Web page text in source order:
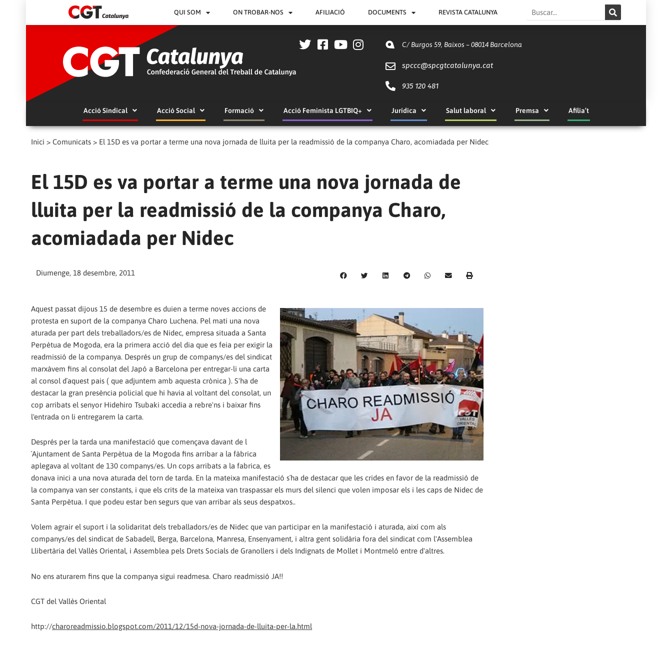
QUI SOM ON TROBAR-NOS AFILIACIÓ DOCUMENTS REVISTA CATALUNYA Search
C/ Burgos 59, Baixos – 08014 Barcelona
spccc@spcgtcatalunya.cat
935 120 481
Acció Sindical Acció Social Formació Acció Feminista LGTBIQ+ Jurídica Salut laboral Premsa Afilia’t
Inici > Comunicats >
El 15D es va portar a terme una nova jornada de
lluita per la readmissió de la companya Charo,
Diumenge, 18 desembre, 2011
Aquest passat dijous 15 de desembre es duien a terme noves accions de
protesta en suport de la companya Charo Luchena. Pel mati una nova
aturada per part dels treballadors/es de Nidec, empresa situada a Santa
Perpètua de Mogoda, era la primera acció del dia que es feia per exigir la
readmissió de la companya. Després un grup de companys/es del sindicat
marxàvem fins al consolat del Japó a Barcelona per entregar-li una carta
al consol d´aquest pais ( que adjuntem amb aquesta crònica ). S'ha de
destacar la gran presència policial que hi havia al voltant del consolat, un
cop arribats el senyor Hidehiro Tsubaki accedia a rebre'ns i baixar fins
l'entrada on li entregarem la carta.
Després per la tarda una manifestació que començava davant de l
´Ajuntament de Santa Perpètua de la Mogoda fins arribar a la fàbrica
aplegava al voltant de 130 companys/es. Un cops arribats a la fabrica, es
donava inici a una nova aturada del torn de tarda. En la mateixa manifestació s´ha de destacar que les crides en favor de la readmissió de
la companya van ser constants, i que els crits de la mateixa van traspassar els murs del silenci que volen imposar els i les caps de Nidec de
Santa Perpètua. I que podeu estar ben segurs que van arribar als seus despatxos..
Volem agrair el suport i la solidaritat dels treballadors/es de Nidec que van participar en la manifestació i aturada, així com als
companys/es del sindicat de Sabadell, Berga, Barcelona, Manresa, Ensenyament, i altra gent solidària fora del sindicat com l'Assemblea
Llibertària del Vallès Oriental, i Assemblea pels Drets Socials de Granollers i dels Indignats de Mollet i Montmeló entre d'altres.
No ens aturarem fins que la companya sigui readmesa. Charo readmissió JA!!
CGT del Vallès Oriental
http://charoreadmissio.blogspot.com/2011/12/15d-nova-jornada-de-lluita-per-la.html